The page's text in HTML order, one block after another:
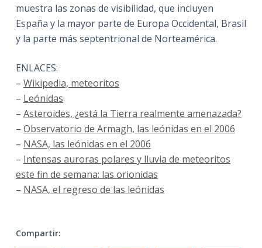
muestra las zonas de visibilidad, que incluyen
España y la mayor parte de Europa Occidental, Brasil
y la parte más septentrional de Norteamérica.
ENLACES:
– Wikipedia, meteoritos
– Leónidas
– Asteroides, ¿está la Tierra realmente amenazada?
– Observatorio de Armagh, las leónidas en el 2006
– NASA, las leónidas en el 2006
– Intensas auroras polares y lluvia de meteoritos
este fin de semana: las orionidas
– NASA, el regreso de las leónidas
Compartir: